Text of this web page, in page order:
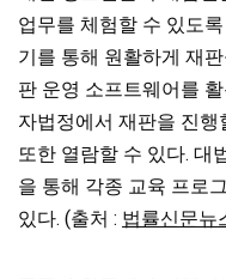
업무를 체험할 수 있도
기를 통해 원활하게 재
판 운영 소프트웨어를
자법정에서 재판을 진
또한 열람할 수 있다. 대
을 통해 각종 교육 프로
있다. (출처 : 법률신문뉴